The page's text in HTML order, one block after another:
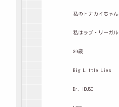
私のトナカイちゃん
私はラブ・リーガル
39歳
Big Little Lies
Dr. HOUSE